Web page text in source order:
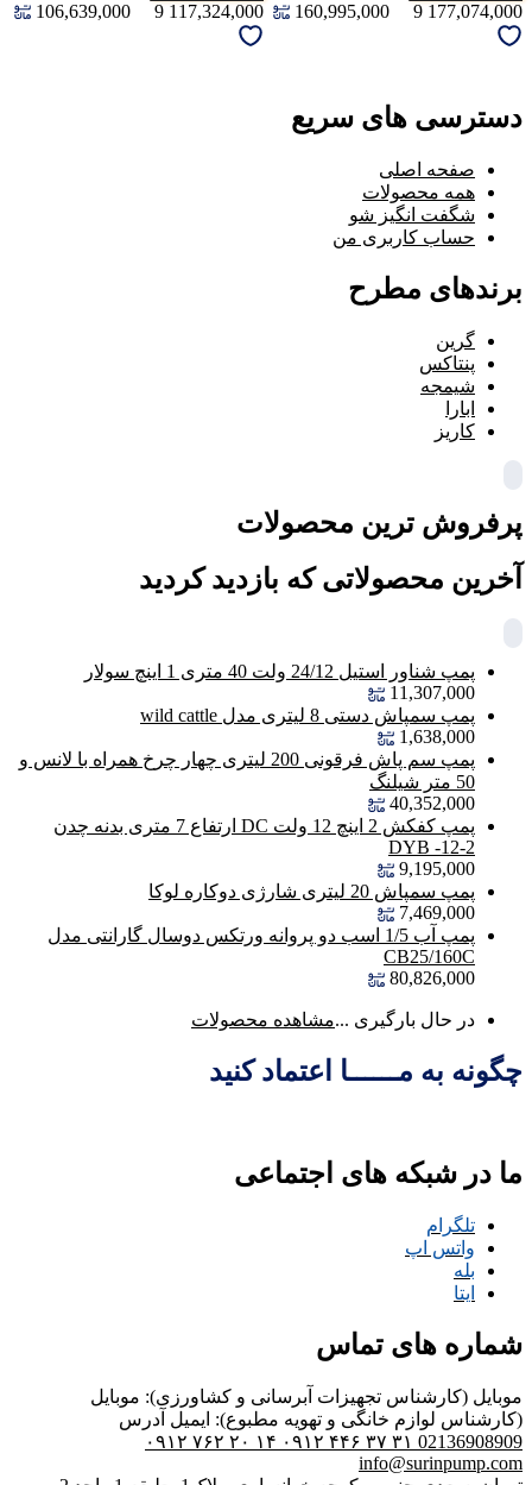
177,074,000
9
160,995,000
117,324,000
9
106,639,000
دسترسی های سریع
صفحه اصلی
همه محصولات
شگفت انگیز شو
حساب کاربری من
برندهای مطرح
گرین
پنتاکس
شیمجه
ابارا
کاریز
پرفروش ترین محصولات
آخرین محصولاتی که بازدید کردید
پمپ شناور استیل 24/12 ولت 40 متری 1 اینچ سولار
11,307,000
پمپ سمپاش دستی 8 لیتری مدل wild cattle
1,638,000
پمپ سم پاش فرقونی 200 لیتری چهار چرخ همراه با لانس و
50 متر شیلنگ
40,352,000
پمپ کفکش 2 اینچ 12 ولت DC ارتفاع 7 متری بدنه چدن
DYB -12-2
9,195,000
پمپ سمپاش 20 لیتری شارژی دوکاره لوکا
7,469,000
پمپ آب 1/5 اسب دو پروانه ورتکس دوسال گارانتی مدل
CB25/160C
80,826,000
در حال بارگیری ...مشاهده محصولات
چگونه به مــــــا اعتماد کنید
ما در شبکه های اجتماعی
تلگرام
واتس اپ
بله
ایتا
شماره های تماس
موبایل (کارشناس تجهیزات آبرسانی و کشاورزی): موبایل
(کارشناس لوازم خانگی و تهویه مطبوع): ایمیل آدرس
02136908909 ۰۹۱۲ ۴۴۶ ۳۷ ۳۱ ۰۹۱۲ ۷۶۲ ۲۰ ۱۴
info@surinpump.com